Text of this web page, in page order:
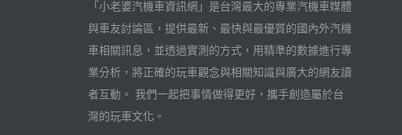
「小老婆汽機車資訊網」是台灣最大的專業汽機車媒體
與車友討論區，提供最新、最快與最優質的國內外汽機
車相關訊息，並透過實測的方式，用精準的數據進行專
業分析，將正確的玩車觀念與相關知識與廣大的網友讀
者互動。 我們一起把事情做得更好，攜手創造屬於台
灣的玩車文化。